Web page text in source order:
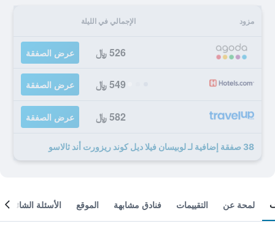
مزود الإجمالي في الليلة
526 ﷼ عرض الصفقة
549 ﷼ عرض الصفقة
582 ﷼ عرض الصفقة
38 صفقة إضافية لـ لوبيسان فيلا ديل كوند ريزورت أند ثالاسو
لمحة عن التقييمات فنادق مشابهة الموقع الأسئلة الشائعة